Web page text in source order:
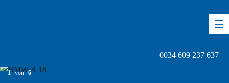
0034 609 237 637
1 von 6